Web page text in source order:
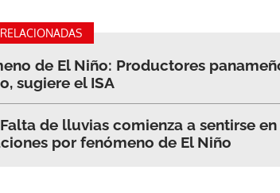
de El Niño: Productores
sugiere el ISA
Falta de lluvias comienza a sentirse
por fenómeno de El Niño